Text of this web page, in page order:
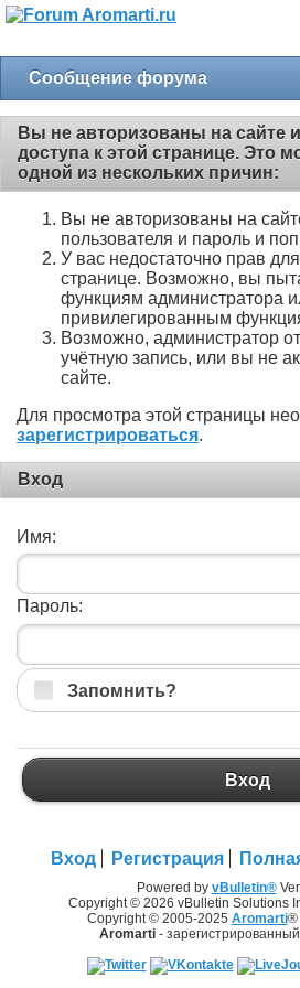
Сообщение форума
Вы не авторизованы на сайте
доступа к этой странице. Это
одной из нескольких причин:
Вы не авторизованы на
пользователя и пароль и
У вас недостаточно прав
странице. Возможно, вы
функциям администратора
привилегированным
Возможно, администратор
учётную запись, или вы не
сайте.
Для просмотра этой страницы
зарегистрироваться.
Вход
Имя:
Пароль:
Запомнить?
Вход
Вход Регистрация
Powered by vBulletin®
Copyright © 2026 vBulletin Solutions
Copyright © 2005-2025 Aromarti®
Aromarti-